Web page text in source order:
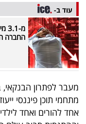
עוד ב-
החברה
מעבר לפתרון הבנקאי,
מתחמי תוכן פיננסי
אחד להורים ואחד